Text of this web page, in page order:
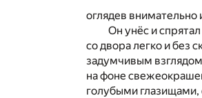
оглядев внимательно
Он унёс и
со двора легко и без
задумчивым
на фоне
голубыми глазищами,